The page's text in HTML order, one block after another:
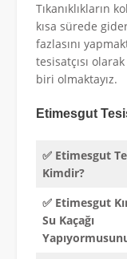
Tıkanıklıkların
kısa sürede
fazlasını
tesisatçısı
biri olmaktayız.
Etimesgut
✅ Etimesgut
Kimdir?
✅ Etimesgut
Su Kaçağı